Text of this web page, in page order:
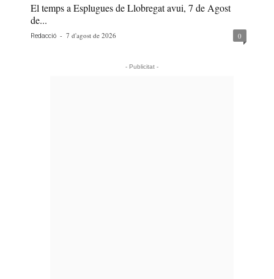
El temps a Esplugues de Llobregat avui, 7 de Agost
de...
Redacció - 7 d'agost de 2026 0
- Publicitat -